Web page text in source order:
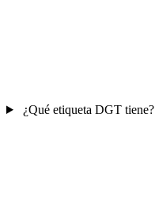
¿Qué etiqueta DGT tiene?